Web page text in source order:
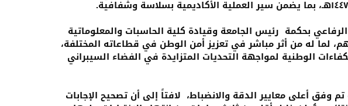
بحكمة رئيس الجامعة وقيادة كلية الحاسبات والمعلوماتية
لما له من أثر مباشر في تعزيز أمن الوطن في قطاعاته المختلفة،
الوطنية لمواجهة التحديات المتزايدة في الفضاء السيبراني
وفق أعلى معايير الدقة والانضباط، لافتاً إلى أن تصحيح الإجابات